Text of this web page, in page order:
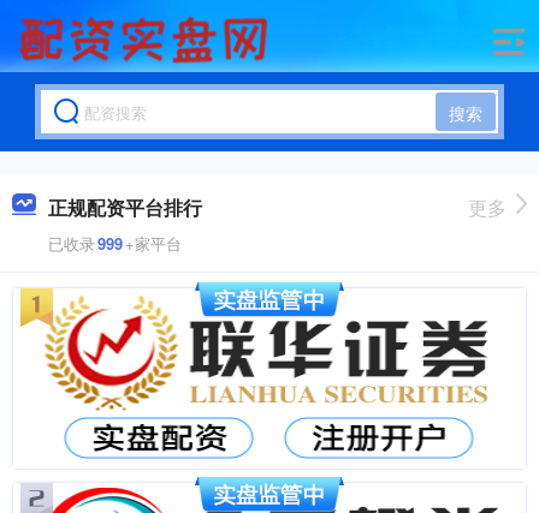
搜索
正规配资平台排行
已收录999+家平台
更多